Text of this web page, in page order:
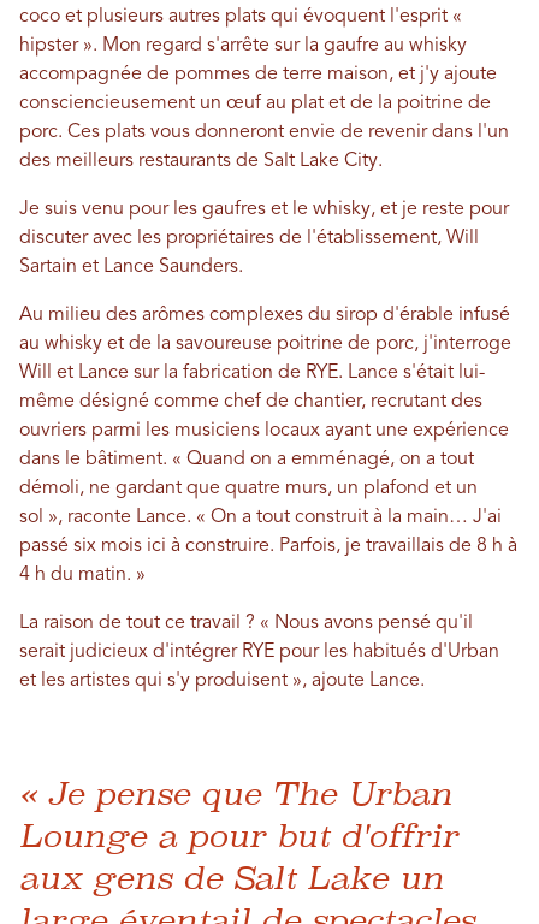
coco et plusieurs autres plats qui évoquent l'esprit «
hipster ». Mon regard s'arrête sur la gaufre au whisky
accompagnée de pommes de terre maison, et j'y ajoute
consciencieusement un œuf au plat et de la poitrine de
porc. Ces plats vous donneront envie de revenir dans l'un
des meilleurs restaurants de Salt Lake City.
Je suis venu pour les gaufres et le whisky, et je reste pour
discuter avec les propriétaires de l'établissement, Will
Sartain et Lance Saunders.
Au milieu des arômes complexes du sirop d'érable infusé
au whisky et de la savoureuse poitrine de porc, j'interroge
Will et Lance sur la fabrication de RYE. Lance s'était lui-
même désigné comme chef de chantier, recrutant des
ouvriers parmi les musiciens locaux ayant une expérience
dans le bâtiment. « Quand on a emménagé, on a tout
démoli, ne gardant que quatre murs, un plafond et un
sol », raconte Lance. « On a tout construit à la main… J'ai
passé six mois ici à construire. Parfois, je travaillais de 8 h à
4 h du matin. »
La raison de tout ce travail ? « Nous avons pensé qu'il
serait judicieux d'intégrer RYE pour les habitués d'Urban
et les artistes qui s'y produisent », ajoute Lance.
« Je pense que The Urban
Lounge a pour but d'offrir
aux gens de Salt Lake un